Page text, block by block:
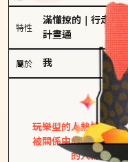
特性
滿懂撩的 行走的
計畫通
屬於 我
玩樂型的人熱情洋溢
被關係中的限制綑綁
的人總能帶